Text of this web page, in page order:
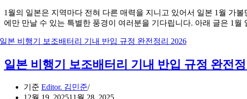
1월의 일본은 지역마다 전혀 다른 매력을 지니고 있어서 일본 1월 가
에만 만날 수 있는 특별한 풍경이 여러분을 기다립니다. 아래 글은 1
일본 비행기 보조배터리 기내 반입 규정 완전정
기준 Editor. 김민준